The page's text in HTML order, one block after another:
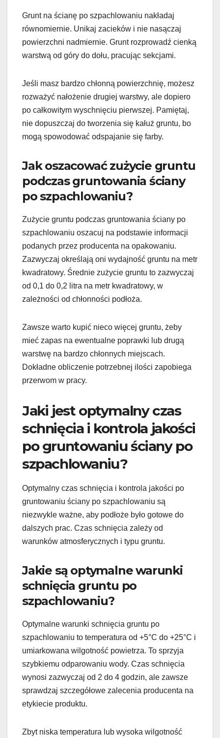
Grunt na ścianę po szpachlowaniu nakładaj
równomiernie. Unikaj zacieków i nie nasączaj
powierzchni nadmiernie. Grunt rozprowadź cienką
warstwą od góry do dołu, pracując sekcjami.
Jeśli masz bardzo chłonną powierzchnię, możesz
rozważyć nałożenie drugiej warstwy, ale dopiero
po całkowitym wyschnięciu pierwszej. Pamiętaj,
nie dopuszczaj do tworzenia się kałuż gruntu, bo
mogą spowodować odspajanie się farby.
Jak oszacować zużycie gruntu
podczas gruntowania ściany
po szpachlowaniu?
Zużycie gruntu podczas gruntowania ściany po
szpachlowaniu oszacuj na podstawie informacji
podanych przez producenta na opakowaniu.
Zazwyczaj określają oni wydajność gruntu na metr
kwadratowy. Średnie zużycie gruntu to zazwyczaj
od 0,1 do 0,2 litra na metr kwadratowy, w
zależności od chłonności podłoża.
Zawsze warto kupić nieco więcej gruntu, żeby
mieć zapas na ewentualne poprawki lub drugą
warstwę na bardzo chłonnych miejscach.
Dokładne obliczenie potrzebnej ilości zapobiega
przerwom w pracy.
Jaki jest optymalny czas
schnięcia i kontrola jakości
po gruntowaniu ściany po
szpachlowaniu?
Optymalny czas schnięcia i kontrola jakości po
gruntowaniu ściany po szpachlowaniu są
niezwykle ważne, aby podłoże było gotowe do
dalszych prac. Czas schnięcia zależy od
warunków atmosferycznych i typu gruntu.
Jakie są optymalne warunki
schnięcia gruntu po
szpachlowaniu?
Optymalne warunki schnięcia gruntu po
szpachlowaniu to temperatura od +5°C do +25°C i
umiarkowana wilgotność powietrza. To sprzyja
szybkiemu odparowaniu wody. Czas schnięcia
wynosi zazwyczaj od 2 do 4 godzin, ale zawsze
sprawdzaj szczegółowe zalecenia producenta na
etykiecie produktu.
Zbyt niska temperatura lub wysoka wilgotność